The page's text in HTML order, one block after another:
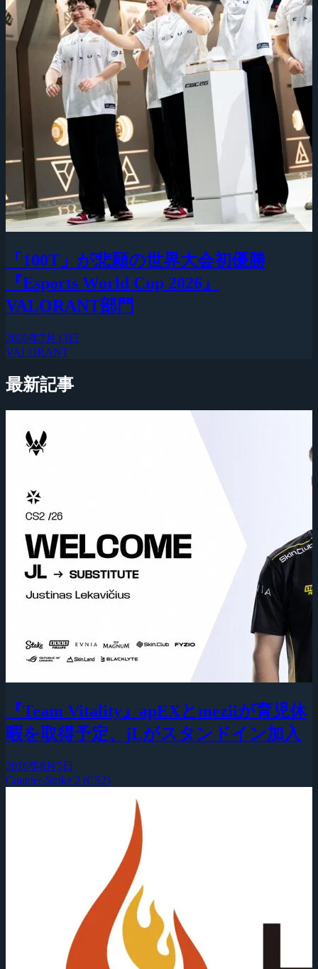
「100T」が悲願の世界大会初優勝
『Esports World Cup 2026』
VALORANT部門
2026年7月13日
VALORANT
最新記事
『Team Vitality』apEXとmeziiが育児休
暇を取得予定、jLがスタンドイン加入
2026年8月5日
Counter-Strike 2 (CS2)